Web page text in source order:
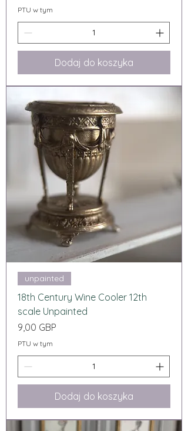
PTU w tym
Dodaj do koszyka
unpainted
18th Century Wine Cooler 12th
scale Unpainted
Cena
9,00 GBP
PTU w tym
Dodaj do koszyka